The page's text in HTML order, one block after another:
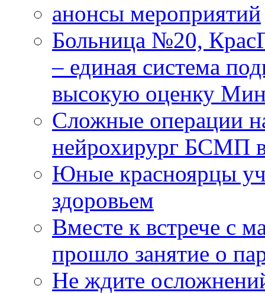
анонсы мероприятий
Больница №20,
– единая система
высокую оценку
Сложные операции
нейрохирург БСМП
Юные красноярцы
здоровьем
Вместе к встрече с
прошло занятие о
Не ждите